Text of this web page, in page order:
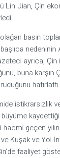
Lin Jian, Çin
basın
ayrıca,
buna
hatırlattı.
istikrarsızlık
geçen
Kuşak ve Yol
faaliyet